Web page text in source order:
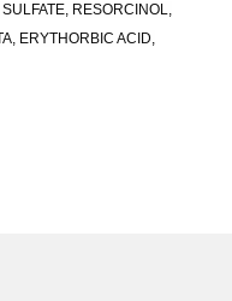
RESORCINOL,
ERYTHORBIC ACID,